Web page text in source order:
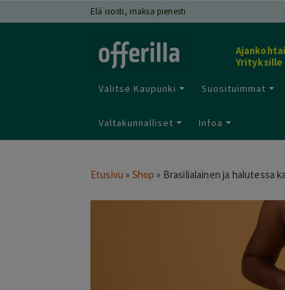
Elä isosti, maksa pienesti
Yrityksille
Valitse Kaupunki Suosituimmat
Valtakunnalliset Infoa
Etusivu » Shop » Brasilialainen ja halutessa